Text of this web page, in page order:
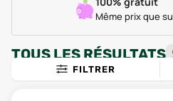
Même prix que
TOUS LES RÉSULTATS
FILTRER